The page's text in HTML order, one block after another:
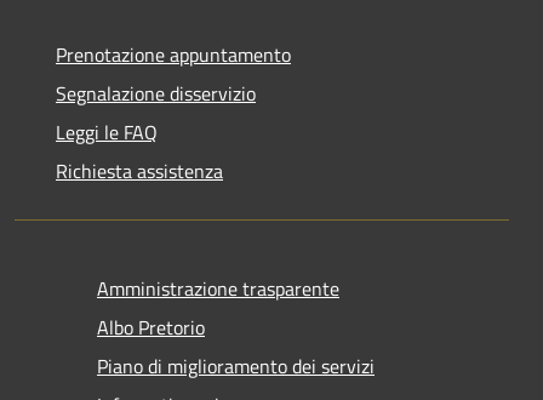
Prenotazione appuntamento
Segnalazione disservizio
Leggi le FAQ
Richiesta assistenza
Amministrazione trasparente
Albo Pretorio
Piano di miglioramento dei servizi